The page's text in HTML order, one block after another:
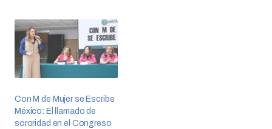
Con M de Mujer se Escribe
México: El llamado de
sororidad en el Congreso